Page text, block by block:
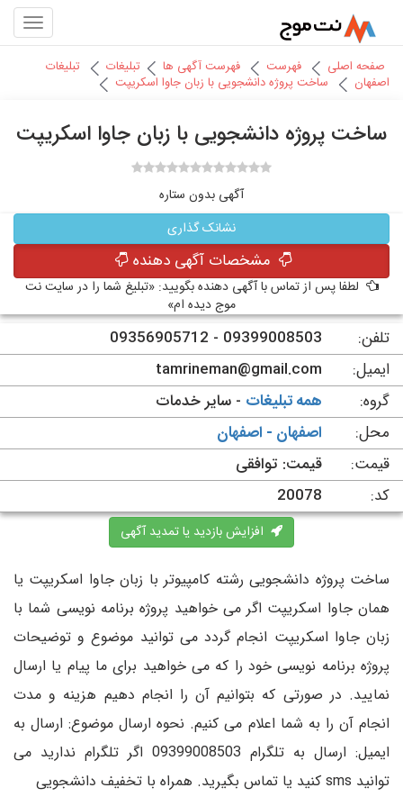
صفحه اصلی فهرست فهرست آگهی ها تبلیغات
تبلیغات
اصفهان
ساخت پروژه دانشجویی با زبان جاوا اسکریپت
ساخت پروژه دانشجویی با زبان جاوا اسکریپت
آگهی بدون ستاره
نشانک گذاری
مشخصات آگهی دهنده
لطفا پس از تماس با آگهی دهنده بگویید: «تبلیغ شما را در سایت نت
موج دیده ام»
تلفن:
09399008503 - 09356905712
ایمیل:
tamrineman@gmail.com
گروه:
همه تبلیغات - سایر خدمات
محل:
اصفهان - اصفهان
قیمت:
قیمت: توافقی
کد:
20078
افزایش بازدید یا تمدید آگهی
ساخت پروژه دانشجویی رشته کامپیوتر با زبان جاوا اسکریپت یا
همان جاوا اسکریپت اگر می خواهید پروژه برنامه نویسی شما با
زبان جاوا اسکریپت انجام گردد می توانید موضوع و توضیحات
پروژه برنامه نویسی خود را که می خواهید برای ما پیام یا ارسال
نمایید. در صورتی که بتوانیم آن را انجام دهیم هزینه و مدت
انجام آن را به شما اعلام می کنیم. نحوه ارسال موضوع: ارسال به
ایمیل: ارسال به تلگرام 09399008503 اگر تلگرام ندارید می
توانید sms کنید یا تماس بگیرید. همراه با تخفیف دانشجویی